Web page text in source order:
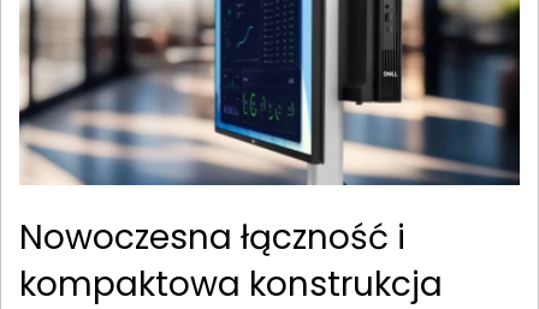
Nowoczesna łączność i
kompaktowa konstrukcja